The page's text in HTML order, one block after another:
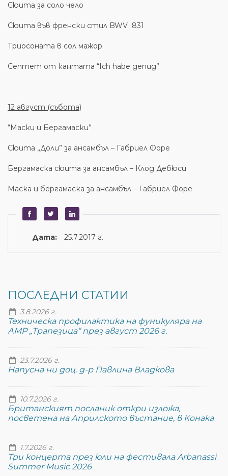
Сюита за соло чело
Сюита във френски стил BWV 831
Триосоната в сол мажор
Септет от кантата “Ich habe genug”
12 август (събота)
“Маски и Бергамаски”
Сюита „Доли” за ансамбъл – Габриел Форе
Бергамаска сюита за ансамбъл – Клод Дебюси
Маска и бергамаска за ансамбъл – Габриел Форе
Дата: 25.7.2017 г.
ПОСЛЕДНИ СТАТИИ
3.8.2026 г.
Техническа профилактика на фуникуляра на
АМР „Трапезица“ през август 2026 г.
23.7.2026 г.
Напусна ни доц. д-р Павлина Владкова
10.7.2026 г.
Британският посланик откри изложа,
посветена на Априлското въстание, в Конака
1.7.2026 г.
Три концерта през юли на фестивала Arbanassi
Summer Music 2026